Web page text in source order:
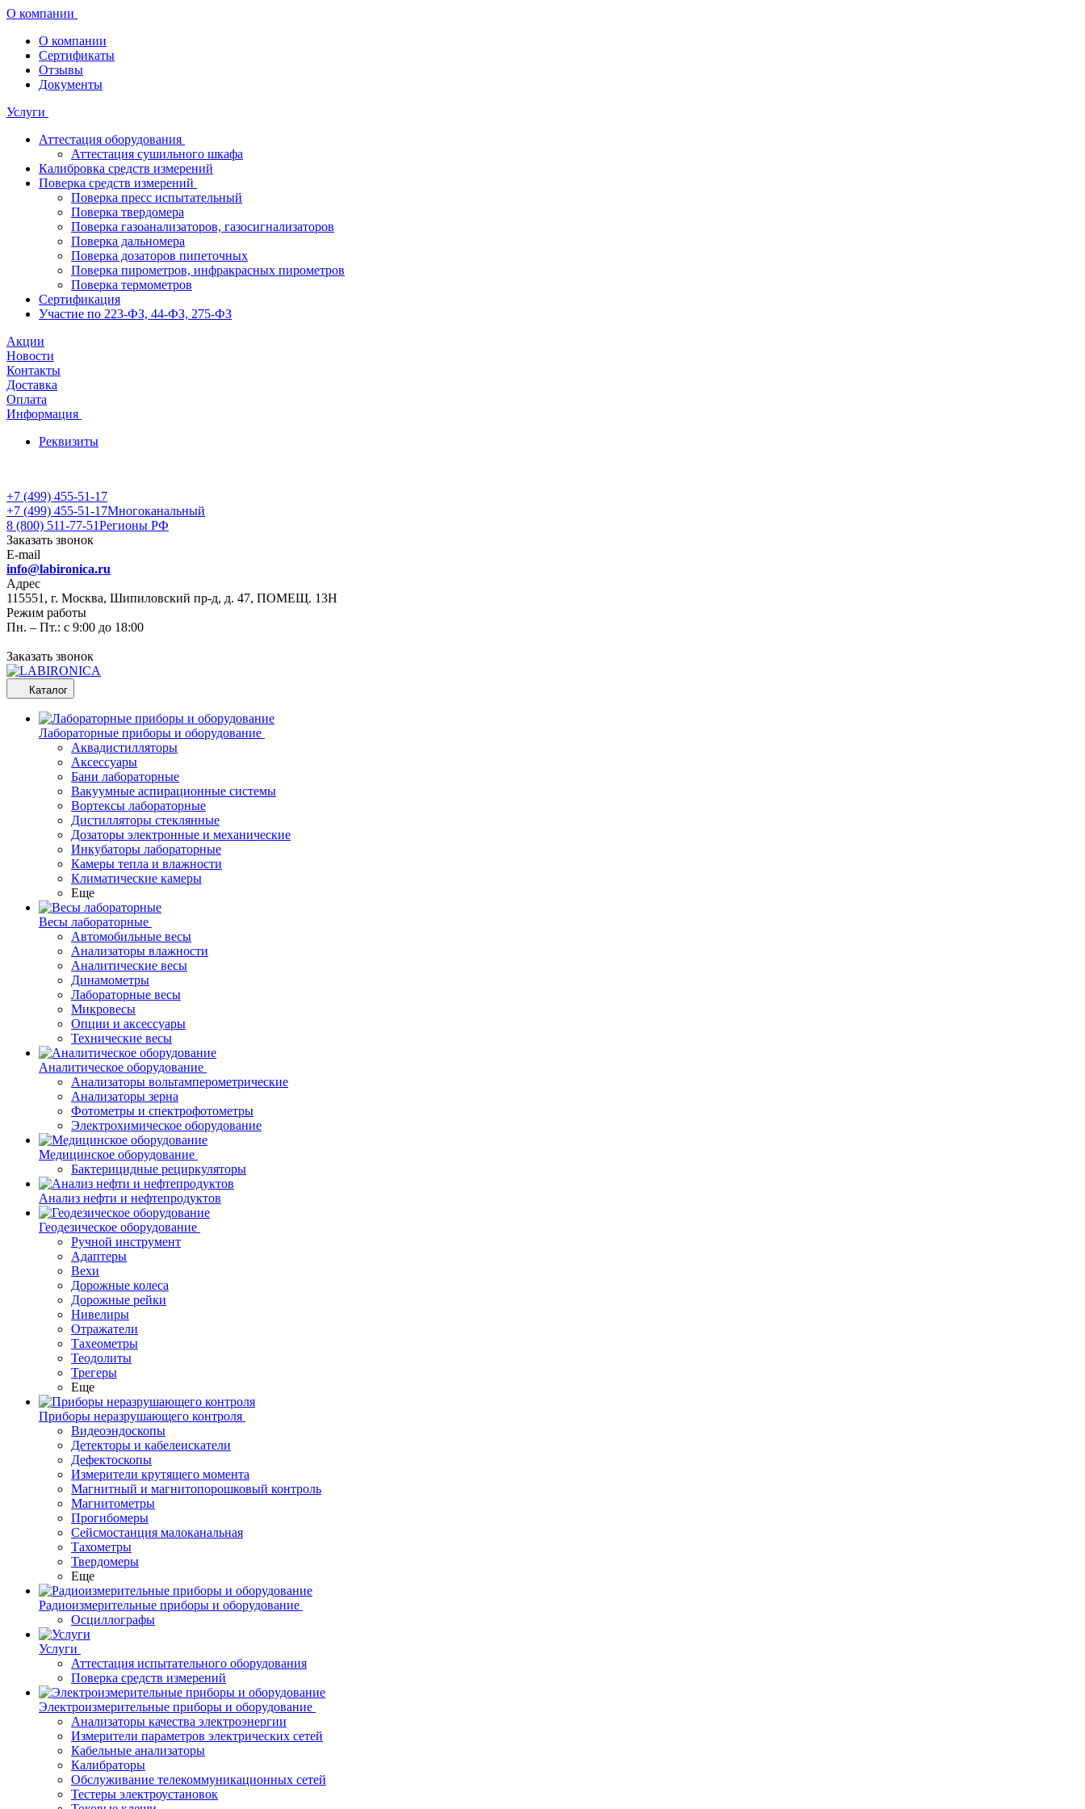
О компании
О компании
Сертификаты
Отзывы
Документы
Услуги
Аттестация оборудования
Аттестация сушильного шкафа
Калибровка средств измерений
Поверка средств измерений
Поверка пресс испытательный
Поверка твердомера
Поверка газоанализаторов, газосигнализаторов
Поверка дальномера
Поверка дозаторов пипеточных
Поверка пирометров, инфракрасных пирометров
Поверка термометров
Сертификация
Участие по 223-ФЗ, 44-ФЗ, 275-ФЗ
Акции
Новости
Контакты
Доставка
Оплата
Информация
Реквизиты
+7 (499) 455-51-17
+7 (499) 455-51-17Многоканальный
8 (800) 511-77-51Регионы РФ
Заказать звонок
E-mail
info@labironica.ru
Адрес
115551, г. Москва, Шипиловский пр-д, д. 47, ПОМЕЩ. 13Н
Режим работы
Пн. – Пт.: с 9:00 до 18:00
Заказать звонок
Каталог
Лабораторные приборы и оборудование
Аквадистилляторы
Аксессуары
Бани лабораторные
Вакуумные аспирационные системы
Вортексы лабораторные
Дистилляторы стеклянные
Дозаторы электронные и механические
Инкубаторы лабораторные
Камеры тепла и влажности
Климатические камеры
Еще
Весы лабораторные
Автомобильные весы
Анализаторы влажности
Аналитические весы
Динамометры
Лабораторные весы
Микровесы
Опции и аксессуары
Технические весы
Аналитическое оборудование
Анализаторы вольтамперометрические
Анализаторы зерна
Фотометры и спектрофотометры
Электрохимическое оборудование
Медицинское оборудование
Бактерицидные рециркуляторы
Анализ нефти и нефтепродуктов
Геодезическое оборудование
Ручной инструмент
Адаптеры
Вехи
Дорожные колеса
Дорожные рейки
Нивелиры
Отражатели
Тахеометры
Теодолиты
Трегеры
Еще
Приборы неразрушающего контроля
Видеоэндоскопы
Детекторы и кабелеискатели
Дефектоскопы
Измерители крутящего момента
Магнитный и магнитопорошковый контроль
Магнитометры
Прогибомеры
Сейсмостанция малоканальная
Тахометры
Твердомеры
Еще
Радиоизмерительные приборы и оборудование
Осциллографы
Услуги
Аттестация испытательного оборудования
Поверка средств измерений
Электроизмерительные приборы и оборудование
Анализаторы качества электроэнергии
Измерители параметров электрических сетей
Кабельные анализаторы
Калибраторы
Обслуживание телекоммуникационных сетей
Тестеры электроустановок